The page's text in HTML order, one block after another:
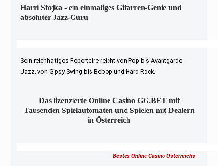
Harri Stojka - ein einmaliges Gitarren-Genie und
absoluter Jazz-Guru
Sein reichhaltiges Repertoire reicht von Pop bis Avantgarde-
Jazz, von Gipsy Swing bis Bebop und Hard Rock.
Das lizenzierte Online Casino GG.BET mit
Tausenden Spielautomaten und Spielen mit Dealern
in Österreich
Bestes Online Casino Österreichs